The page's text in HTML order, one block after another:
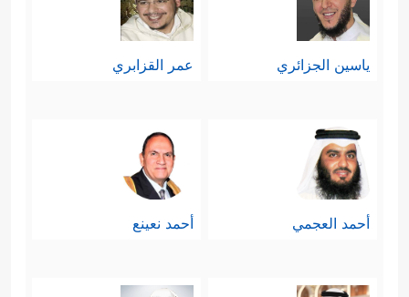
ياسين الجزائري عمر القزابري
أحمد العجمي أحمد نعينع